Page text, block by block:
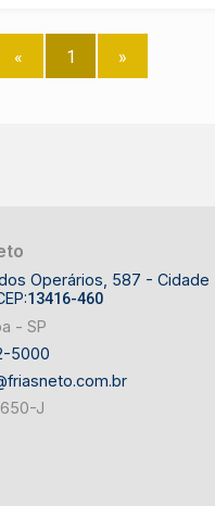
« 1 »
Operários, 587 - Cidade
13416-460
- SP
5000
J